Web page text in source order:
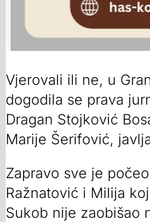
Vjerovali ili ne, u
dogodila se prava
Dragan Stojković
Marije Šerifović,
Zapravo sve je
Ražnatović i Milija
Sukob nije zaobišao